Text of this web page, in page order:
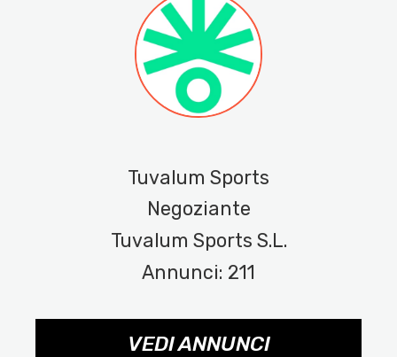
Tuvalum Sports
Negoziante
Tuvalum Sports S.L.
Annunci: 211
VEDI ANNUNCI